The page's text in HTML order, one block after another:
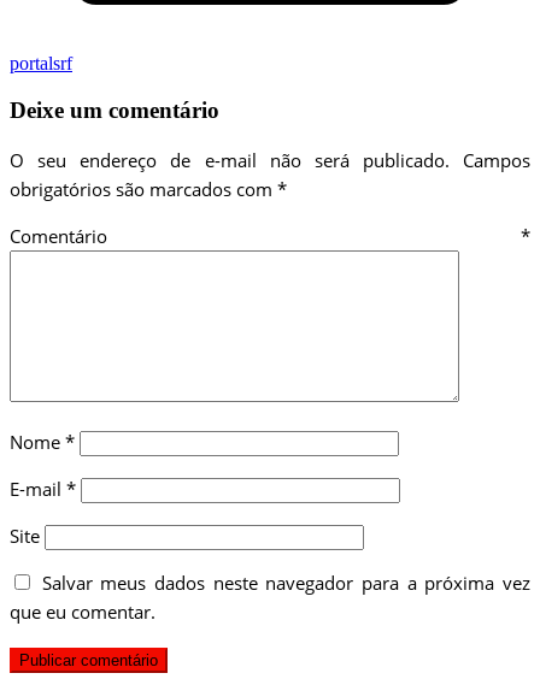
portalsrf
Deixe um comentário
O seu endereço de e-mail não será publicado.
Campos
obrigatórios são marcados com *
Comentário *
Nome *
E-mail *
Site
Salvar meus dados neste navegador para a próxima vez
que eu comentar.